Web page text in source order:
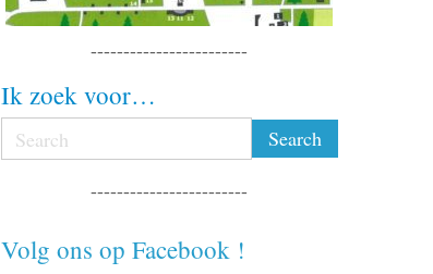
------------------------
Ik zoek voor…
------------------------
Volg ons op Facebook !